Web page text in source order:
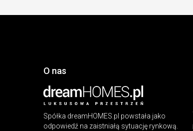
O nas
Spółka dreamHOMES.pl powstała jako
odpowiedź na zaistniałą sytuację rynkową.